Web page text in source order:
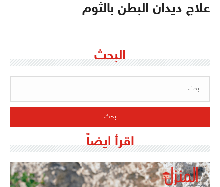
علاج ديدان البطن بالثوم
البحث
اقرأ ايضاً